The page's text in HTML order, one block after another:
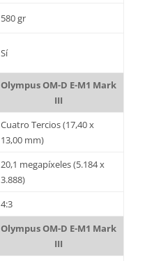
580 gr
Sí
Olympus OM-D E-M1 Mark
III
Cuatro Tercios (17,40 x
13,00 mm)
20,1 megapíxeles (5.184 x
3.888)
4:3
Olympus OM-D E-M1 Mark
III